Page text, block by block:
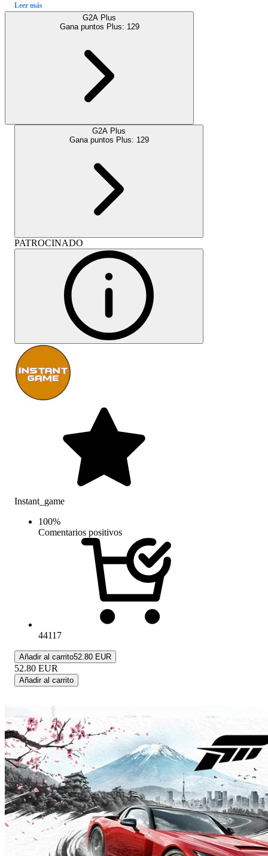
Leer más
G2A Plus
Gana puntos Plus: 129
G2A Plus
Gana puntos Plus: 129
PATROCINADO
Instant_game
100%
Comentarios positivos
44117
Añadir al carrito52.80 EUR
52.80 EUR
Añadir al carrito